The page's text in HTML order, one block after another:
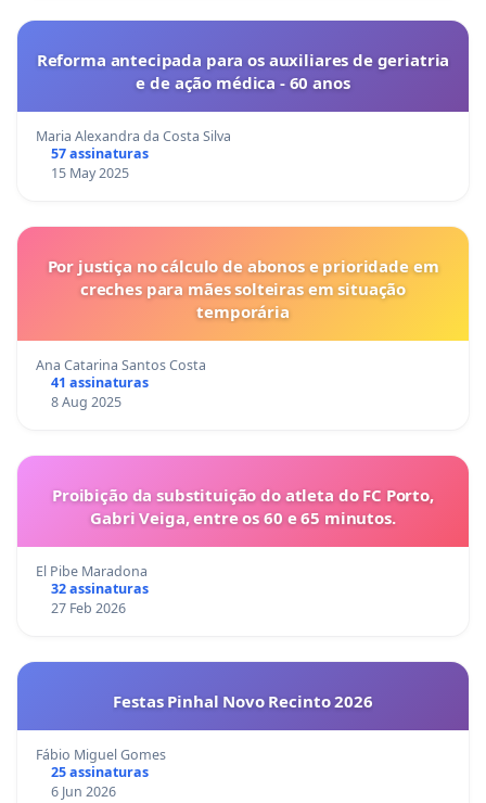
Reforma antecipada para os auxiliares de geriatria
e de ação médica - 60 anos
Maria Alexandra da Costa Silva
57 assinaturas
15 May 2025
Por justiça no cálculo de abonos e prioridade em
creches para mães solteiras em situação
temporária
Ana Catarina Santos Costa
41 assinaturas
8 Aug 2025
Proibição da substituição do atleta do FC Porto,
Gabri Veiga, entre os 60 e 65 minutos.
El Pibe Maradona
32 assinaturas
27 Feb 2026
Festas Pinhal Novo Recinto 2026
Fábio Miguel Gomes
25 assinaturas
6 Jun 2026